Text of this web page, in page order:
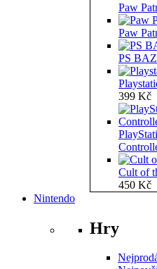
Paw
Paw
PS
399 Kč
Cult of
450 Kč
Nintendo
Hry